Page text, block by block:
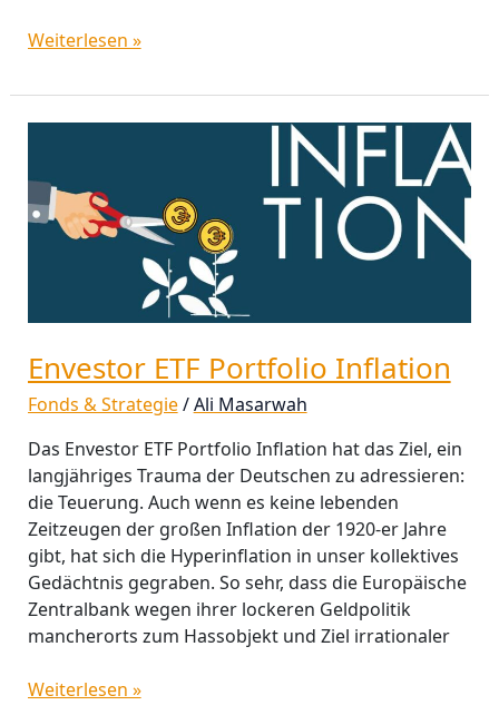
Weiterlesen »
Envestor ETF Portfolio Inflation
Fonds & Strategie/Ali Masarwah
Das Envestor ETF Portfolio Inflation hat das Ziel, ein
langjähriges Trauma der Deutschen zu adressieren:
die Teuerung. Auch wenn es keine lebenden
Zeitzeugen der großen Inflation der 1920-er Jahre
gibt, hat sich die Hyperinflation in unser kollektives
Gedächtnis gegraben. So sehr, dass die Europäische
Zentralbank wegen ihrer lockeren Geldpolitik
mancherorts zum Hassobjekt und Ziel irrationaler
Portfolio
Inflation
Weiterlesen »